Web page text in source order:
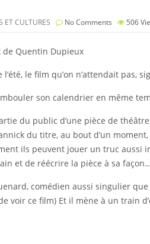
ET CULTURES No Comments 506
de Quentin Dupieux
l’été, le film qu’on n’attendait
son calendrier en même
du public d’une pièce de
du titre, au bout d’un
ils peuvent jouer un truc aussi
et de réécrire la pièce à sa façon…
comédien aussi singulier
voir ce film) Et il mène à un train